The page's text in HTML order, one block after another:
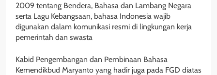
2009 tentang Bendera, Bahasa dan Lambang Negara
serta Lagu Kebangsaan, bahasa Indonesia wajib
digunakan dalam komunikasi resmi di lingkungan kerja
pemerintah dan swasta
Kabid Pengembangan dan Pembinaan Bahasa
Kemendikbud Maryanto yang hadir juga pada FGD diatas